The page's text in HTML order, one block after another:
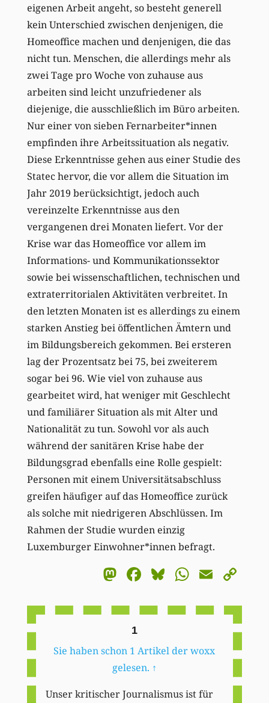
eigenen Arbeit angeht, so besteht generell
kein Unterschied zwischen denjenigen, die
Homeoffice machen und denjenigen, die das
nicht tun. Menschen, die allerdings mehr als
zwei Tage pro Woche von zuhause aus
arbeiten sind leicht unzufriedener als
diejenige, die ausschließlich im Büro arbeiten.
Nur einer von sieben Fernarbeiter*innen
empfinden ihre Arbeitssituation als negativ.
Diese Erkenntnisse gehen aus einer Studie des
Statec hervor, die vor allem die Situation im
Jahr 2019 berücksichtigt, jedoch auch
vereinzelte Erkenntnisse aus den
vergangenen drei Monaten liefert. Vor der
Krise war das Homeoffice vor allem im
Informations- und Kommunikationssektor
sowie bei wissenschaftlichen, technischen und
extraterritorialen Aktivitäten verbreitet. In
den letzten Monaten ist es allerdings zu einem
starken Anstieg bei öffentlichen Ämtern und
im Bildungsbereich gekommen. Bei ersteren
lag der Prozentsatz bei 75, bei zweiterem
sogar bei 96. Wie viel von zuhause aus
gearbeitet wird, hat weniger mit Geschlecht
und familiärer Situation als mit Alter und
Nationalität zu tun. Sowohl vor als auch
während der sanitären Krise habe der
Bildungsgrad ebenfalls eine Rolle gespielt:
Personen mit einem Universitätsabschluss
greifen häufiger auf das Homeoffice zurück
als solche mit niedrigeren Abschlüssen. Im
Rahmen der Studie wurden einzig
Luxemburger Einwohner*innen befragt.
Mastodon
Facebook
BlueskyEmail
1
Sie haben schon 1 Artikel der woxx
gelesen. ↑
Unser kritischer Journalismus ist für